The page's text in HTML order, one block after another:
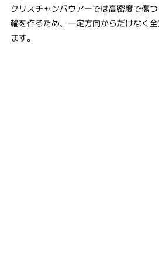
クリスチャンバウアーでは高密度で傷
輪を作るため、一定方向からだけなく
ます。​